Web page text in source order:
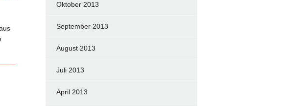
Oktober 2013
September 2013
August 2013
Juli 2013
April 2013